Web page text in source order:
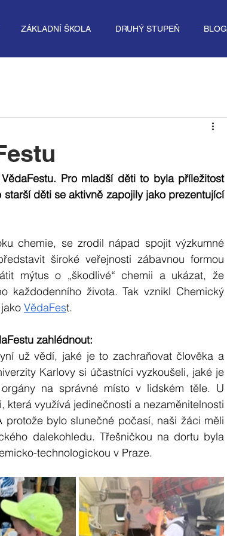
ZÁKLADNÍ ŠKOLA DRUHÝ STUPEŇ BLOG
Pro mladší děti to byla příležitost
děti se aktivně zapojily jako prezentující
chemie, se zrodil nápad spojit výzkumné
široké veřejnosti zábavnou formou
mýtus o „škodlivé“ chemii a ukázat, že
každodenního života. Tak vznikl Chemický
VědaFest.
zahlédnout:
už vědí, jaké je to zachraňovat člověka a
Karlovy si účastníci vyzkoušeli, jaké je
na správné místo v lidském těle. U
využívá jedinečnosti a nezaměnitelnosti
bylo slunečné počasí, naši žáci měli
dalekohledu. Třešničkou na dortu byla
technologickou v Praze.